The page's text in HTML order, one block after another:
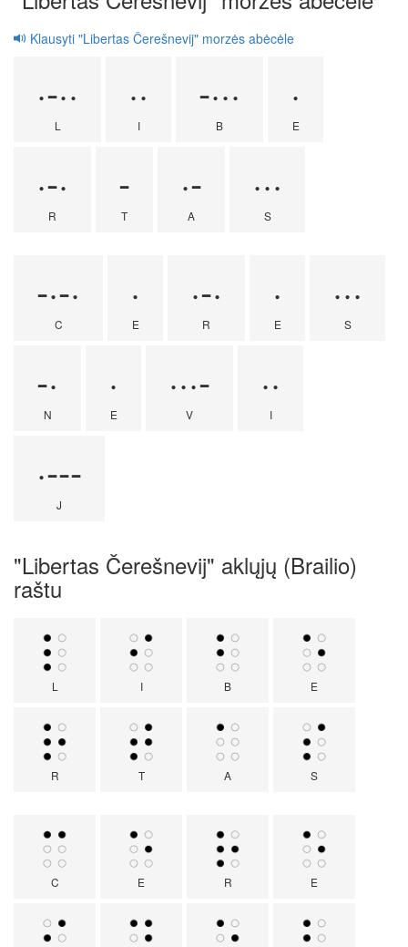
Klausyti "Libertas Čerešnevij" morzės abėcėle
·-··
L
··
I
-···
B
·
E
·-·
R
-
T
·-
A
···
S
-·-·
C
·
E
·-·
R
·
E
···
S
-·
N
·
E
···-
V
··
I
·---
J
"Libertas Čerešnevij" aklųjų (Brailio)
raštu
L I B E
R T A S
C E R E